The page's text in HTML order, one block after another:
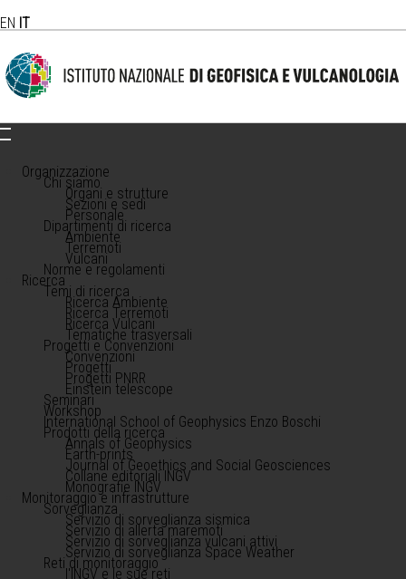
EN IT
Organizzazione
Chi siamo
Organi e strutture
Sezioni e sedi
Personale
Dipartimenti di ricerca
Ambiente
Terremoti
Vulcani
Norme e regolamenti
Ricerca
Temi di ricerca
Ricerca Ambiente
Ricerca Terremoti
Ricerca Vulcani
Tematiche trasversali
Progetti e Convenzioni
Convenzioni
Progetti
Progetti PNRR
Einstein telescope
Seminari
Workshop
International School of Geophysics Enzo Boschi
Prodotti della ricerca
Annals of Geophysics
Earth-prints
Journal of Geoethics and Social Geosciences
Collane editoriali INGV
Monografie INGV
Monitoraggio e infrastrutture
Sorveglianza
Servizio di sorveglianza sismica
Servizio di allerta maremoti
Servizio di sorveglianza vulcani attivi
Servizio di sorveglianza Space Weather
Reti di monitoraggio
l'INGV e le sue reti